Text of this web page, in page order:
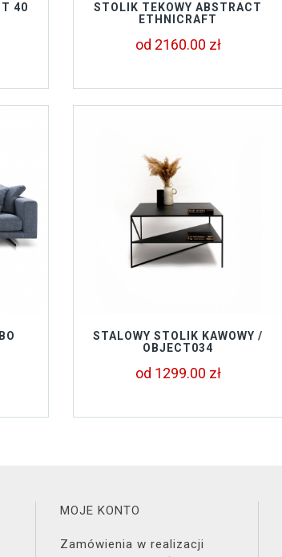
40
STOLIK TEKOWY ABSTRACT
ETHNICRAFT
od 2160.00 zł
STALOWY STOLIK KAWOWY /
OBJECT034
od 1299.00 zł
MOJE KONTO
Zamówienia w realizacji